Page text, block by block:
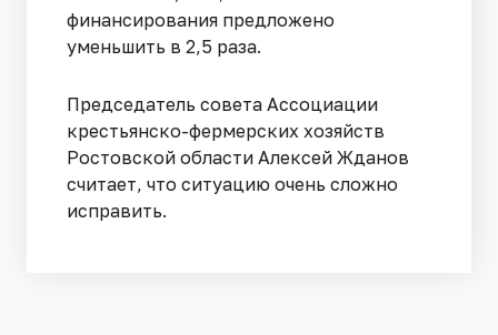
финансирования предложено
уменьшить в 2,5 раза.
Председатель совета Ассоциации
крестьянско-фермерских хозяйств
Ростовской области Алексей Жданов
считает, что ситуацию очень сложно
исправить.